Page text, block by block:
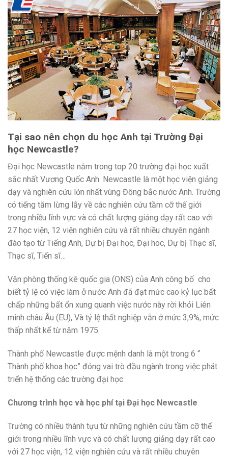
Tại sao nên chọn du học Anh tại Trường Đại
học Newcastle?
Đại học Newcastle nằm trong top 20 trường đại học xuất
sắc nhất Vương Quốc Anh. Newcastle là một học viện giảng
dạy và nghiên cứu lớn nhất vùng Đông bắc nước Anh. Trường
có tiếng tăm lừng lẫy về các nghiên cứu tầm cỡ thế giới
trong nhiều lĩnh vực và có chất lượng giảng dạy rất cao với
27 học viện, 12 viện nghiên cứu và rất nhiều chuyên ngành
đào tạo từ Tiếng Anh, Dự bị Đại học, Đại hoc, Dự bị Thạc sĩ,
Thạc sĩ, Tiến sĩ…
Văn phòng thống kê quốc gia (ONS) của Anh công bố cho
biết tỷ lệ có việc làm ở nước Anh đã đạt mức cao kỷ lục bất
chấp những bất ổn xung quanh việc nước này rời khỏi Liên
minh châu Âu (EU), Và tỷ lệ thất nghiệp vẫn ở mức 3,9%, mức
thấp nhất kể từ năm 1975.
Thành phố Newcastle được mệnh danh là một trong 6 “
Thành phố khoa học” đóng vai trò đầu ngành trong việc phát
triển hệ thống các trường đại học
Chương trình học và học phí tại Đại học Newcastle
Trường có nhiều thành tựu từ những nghiên cứu tầm cỡ thế
giới trong nhiều lĩnh vực và có chất lượng giảng dạy rất cao
với 27 học viện, 12 viện nghiên cứu và rất nhiều chuyên